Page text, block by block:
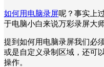
如何用电脑录屏呢？事实上
于电脑小白来说万彩录屏大
提到如何用电脑录屏我们必
或是自定义录制区域，还可
操作。